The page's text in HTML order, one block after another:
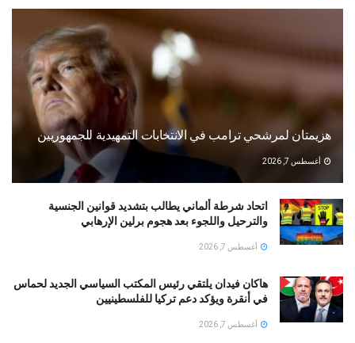
هزيمتان لمرشحي ترامب في الانتخابات التمهيدية للجمهوريين
أغسطس 7, 2026
اتحاد شرطة ألماني يطالب بتشديد قوانين الجنسية
والترحيل واللجوء بعد هجوم برلين الإرهابي
أغسطس 7, 2026
هاكان فيدان يلتقي رئيس المكتب السياسي الجديد لحماس
في أنقرة ويؤكد دعم تركيا للفلسطينيين
أغسطس 7, 2026